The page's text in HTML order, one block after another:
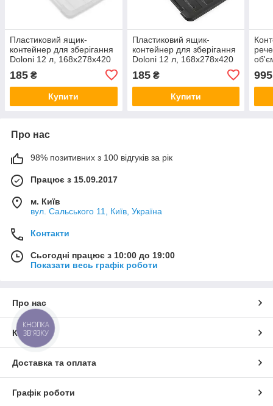
Пластиковий ящик-
контейнер для зберігання
Doloni 12 л, 168x278x420
185 ₴
Купити
Пластиковий ящик-
контейнер для зберігання
Doloni 12 л, 168x278x420
185₴
Купити
995
Про нас
98% позитивних з 100 відгуків за рік
Працює з 15.09.2017
м. Київ
вул. Сальського 11, Київ, Україна
Контакти
Сьогодні працює з 10:00 до 19:00
Показати весь графік роботи
Про нас
Контакти
Доставка та оплата
Графік роботи
КНОПКА
ЗВ'ЯЗКУ